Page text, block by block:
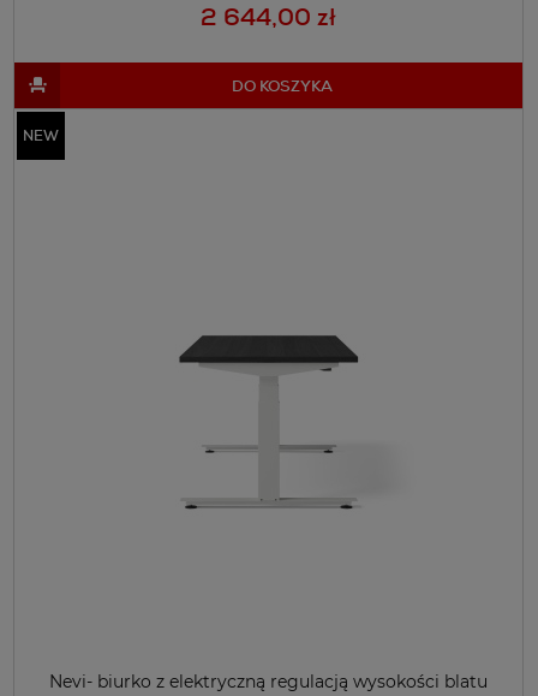
2 644,00 zł
DO KOSZYKA
Nevi- biurko z elektryczną regulacją wysokości blatu